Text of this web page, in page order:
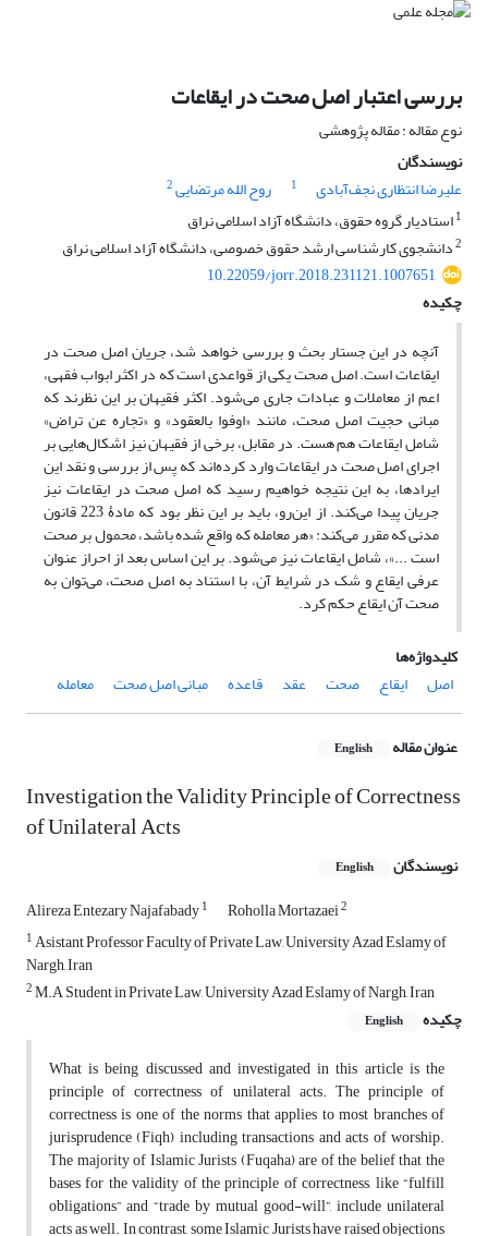
بررسی اعتبار اصل صحت در ایقاعات
نوع مقاله : مقاله پژوهشی
نویسندگان
علیرضا انتظاری نجف‌آبادی
1 روح الله مرتضایی2
1استادیار گروه حقوق، دانشگاه آزاد اسلامی نراق
2دانشجوی کارشناسی ارشد حقوق خصوصی، دانشگاه آزاد اسلامی نراق
10.22059/jorr.2018.231121.1007651
چکیده
آنچه در این جستار بحث و بررسی خواهد شد، جریان اصل صحت در
ایقاعات است. اصل صحت یکی از قواعدی است که در اکثر ابواب فقهی،
اعم از معاملات و عبادات جاری می‌شود. اکثر فقیهان بر این نظرند که
مبانی حجیت اصل صحت، مانند «اوفوا بالعقود» و «تجاره عن تراض»
شامل ایقاعات هم هست. در مقابل، برخی از فقیهان نیز اشکال‌هایی بر
اجرای اصل صحت در ایقاعات وارد کرده‌اند که پس از بررسی و نقد این
ایراد‌ها، به این نتیجه خواهیم رسید که اصل صحت در ایقاعات نیز
جریان پیدا می‌کند. از این‌رو، باید بر این نظر بود که مادۀ 223 قانون
مدنی که مقرر می‌کند: «هر معامله که واقع شده باشد، محمول بر صحت
است ...»، شامل ایقاعات نیز می‌شود. بر این اساس بعد از احراز عنوان
عرفی ایقاع و شک در شرایط آن، با استناد به اصل صحت، می‌توان به
صحت آن ایقاع حکم کرد.
کلیدواژه‌ها
اصل
ایقاع صحت عقد قاعده مبانی اصل صحت معامله
عنوان مقاله English
Investigation the Validity Principle of Correctness
of Unilateral Acts
نویسندگان English
Alireza Entezary Najafabady1 Roholla Mortazaei2
1Asistant Professor Faculty of Private Law, University Azad Eslamy of
Nargh, Iran
2M.A Student in Private Law, University Azad Eslamy of Nargh, Iran
چکیده
English
What is being discussed and investigated in this article is the
principle of correctness of unilateral acts. The principle of
correctness is one of the norms that applies to most branches of
jurisprudence (Fiqh) including transactions and acts of worship.
The majority of Islamic Jurists (Fuqaha) are of the belief that the
bases for the validity of the principle of correctness, like “fulfill
obligations” and “trade by mutual good-will”, include unilateral
acts as well. In contrast, some Islamic Jurists have raised objections